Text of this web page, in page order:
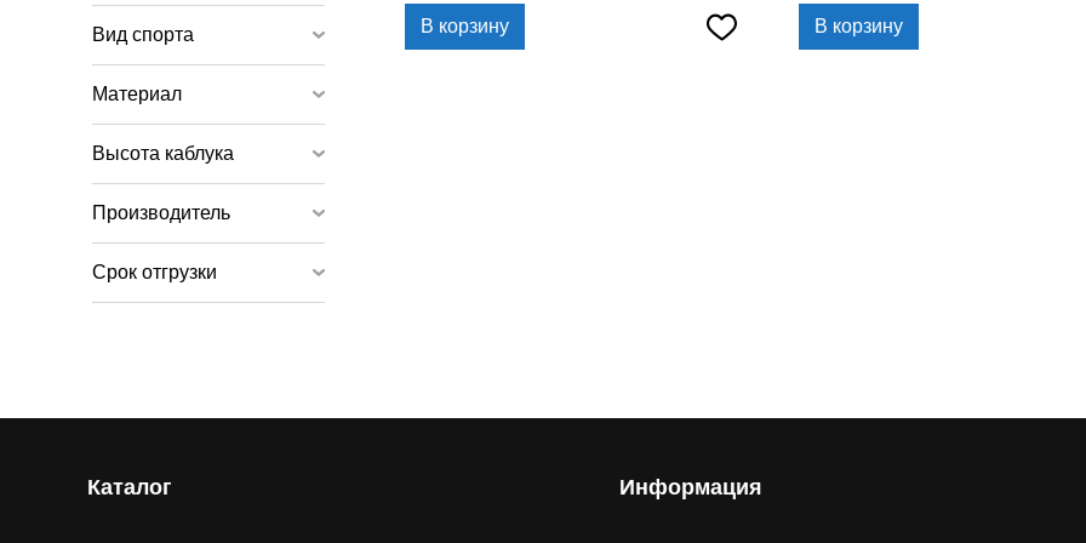
Вид спорта
Материал
Высота каблука
Производитель
Срок отгрузки
В корзину В корзину
Каталог Информация